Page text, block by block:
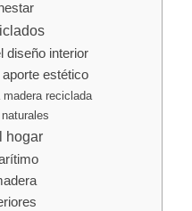
diseño interior
estético
reciclada
hogar